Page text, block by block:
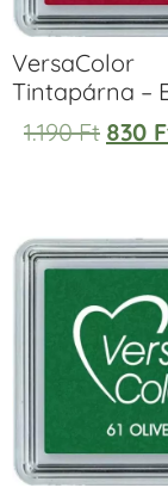
VersaColor
Tintapárna –
1.190Ft 830